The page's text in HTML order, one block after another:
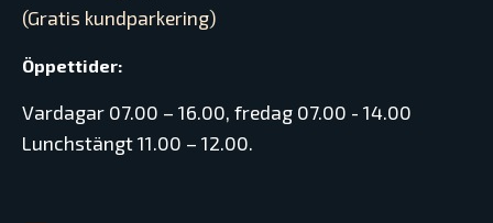
(Gratis kundparkering)
Öppettider:
Vardagar 07.00 – 16.00, fredag 07.00 - 14.00
Lunchstängt 11.00 – 12.00.